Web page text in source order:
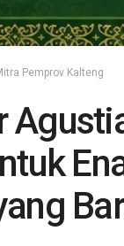
Pemprov Kalteng